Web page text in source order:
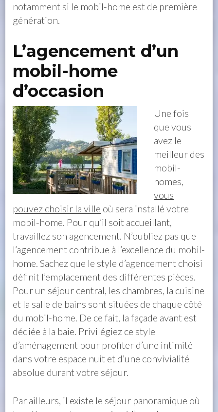
notamment si le mobil-home est de première
génération.
L’agencement d’un
mobil-home
d’occasion
Une fois
que vous
avez le
meilleur des
mobil-
homes,
vous
pouvez choisir la ville où sera installé votre
mobil-home. Pour qu’il soit accueillant,
travaillez son agencement. N’oubliez pas que
l’agencement contribue à l’excellence du mobil-
home. Sachez que le style d’agencement choisi
définit l’emplacement des différentes pièces.
Pour un séjour central, les chambres, la cuisine
et la salle de bains sont situées de chaque côté
du mobil-home. De ce fait, la façade avant est
dédiée à la baie. Privilégiez ce style
d’aménagement pour profiter d’une intimité
dans votre espace nuit et d’une convivialité
absolue durant votre séjour.
Par ailleurs, il existe le séjour panoramique où